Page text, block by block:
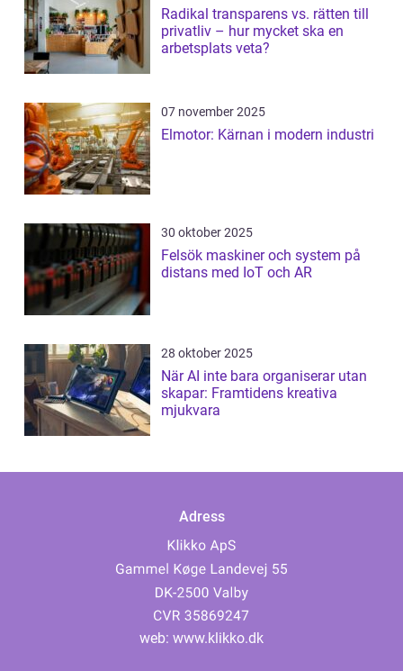
Radikal transparens vs. rätten till
privatliv – hur mycket ska en
arbetsplats veta?
07 november 2025
Elmotor: Kärnan i modern industri
30 oktober 2025
Felsök maskiner och system på
distans med IoT och AR
28 oktober 2025
När AI inte bara organiserar utan
skapar: Framtidens kreativa
mjukvara
Adress
web: www.klikko.dk